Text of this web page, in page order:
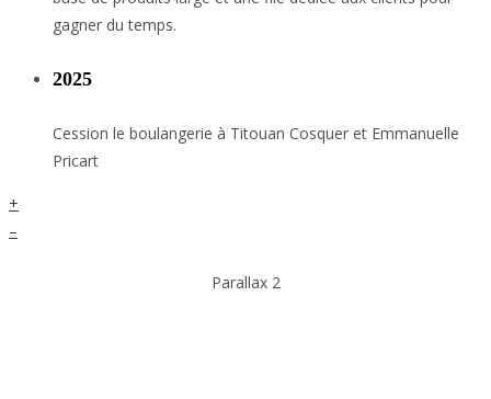
gagner du temps.
2025
Cession le boulangerie à Titouan Cosquer et Emmanuelle
Pricart
+
–
Parallax 2